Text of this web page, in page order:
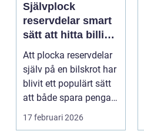
Självplock
reservdelar smart
sätt att hitta billiga
bildelar
Att plocka reservdelar
själv på en bilskrot har
blivit ett populärt sätt
att både spara pengar
och g...
17 februari 2026